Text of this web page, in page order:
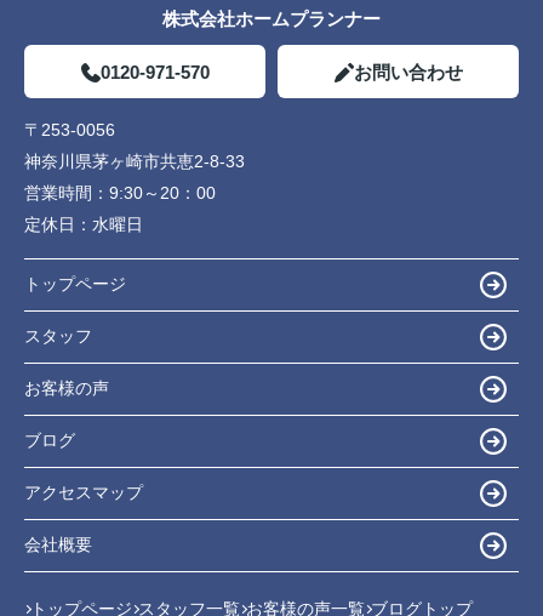
株式会社ホームプランナー
0120-971-570 お問い合わせ
〒253-0056
神奈川県茅ヶ崎市共恵2-8-33
営業時間： 9:30～20：00
定休日： 水曜日
トップページ
スタッフ
お客様の声
ブログ
アクセスマップ
会社概要
トップページ スタッフ一覧 お客様の声一覧 ブログトップ